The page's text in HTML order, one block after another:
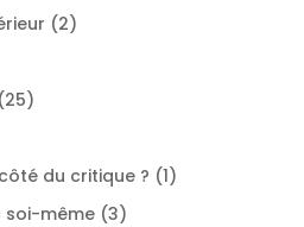
22
2525
du critique ? 11
soi-même 33